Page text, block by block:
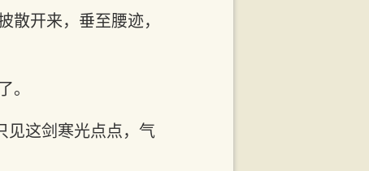
开来，垂至腰迹，
这剑寒光点点，气